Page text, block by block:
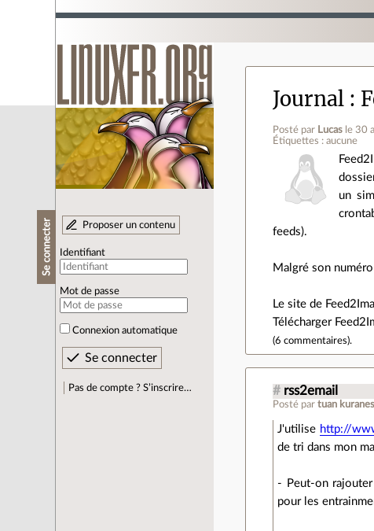
Se connecter Proposer un contenu
Identifiant
Mot de passe
Connexion automatique
Pas de compte ? S’inscrire…
Journal
Posté par Lucas le 30
Étiquettes : aucune
un
feeds).
Malgré son
Le site de
Télécharger
(6 commentaires).
# rss2email
Posté partuan kuranes
J'utilise http://
de tri dans mon
- Peut-on
pour les